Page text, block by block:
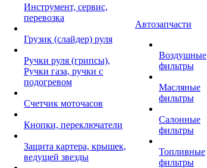
Инструмент, сервис,
перевозка
Грузик (слайдер) руля
Ручки руля (грипсы),
Ручки газа, ручки с
подогревом
Счетчик моточасов
Кнопки, переключатели
Защита картера, крышек,
ведущей звезды
Автозапчасти
Воздушные
фильтры
Масляные
фильтры
Салонные
фильтры
Топливные
фильтры